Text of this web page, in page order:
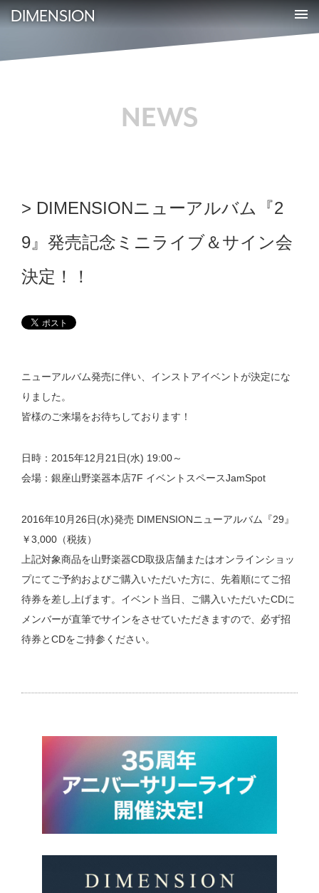
DIMENSION
NEWS
DIMENSIONニューアルバム『2
9』発売記念ミニライブ＆サイン会
決定！！
ニューアルバム発売に伴い、インストアイベントが決定にな
りました。
皆様のご来場をお待ちしております！
日時：2015年12月21日(水) 19:00～
会場：銀座山野楽器本店7F イベントスペースJamSpot
2016年10月26日(水)発売 DIMENSIONニューアルバム『29』
￥3,000（税抜）
上記対象商品を山野楽器CD取扱店舗またはオンラインショッ
プにてご予約およびご購入いただいた方に、先着順にてご招
待券を差し上げます。イベント当日、ご購入いただいたCDに
メンバーが直筆でサインをさせていただきますので、必ず招
待券とCDをご持参ください。